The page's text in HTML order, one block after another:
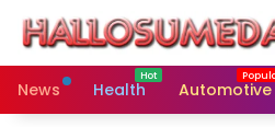
content
News
Health Automotive